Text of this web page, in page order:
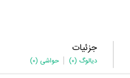
جزئیات
دیالوگ (0) حواشی (0)